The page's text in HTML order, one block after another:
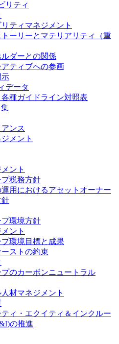
リティ
ティマネジメント
ーリーとマテリアリティ（重
ダーとの関係
ティブへの参画
示
データ
種ガイドライン対照表
ンス
メント
ント
税務方針
用におけるアセットオーナー
針
環境方針
ント
環境目標と成果
ストの約束
のカーボンニュートラル
材マネジメント
ィ・エクイティ＆インクルー
の推進